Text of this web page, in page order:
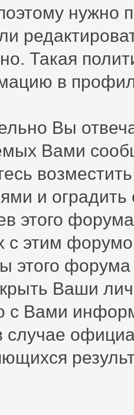
нужно
Такая
в
Вы
Вами
и оградить
этого
с этим
этого форума
Ваши
с Вами